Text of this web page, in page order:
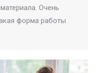
Очень
форма работы